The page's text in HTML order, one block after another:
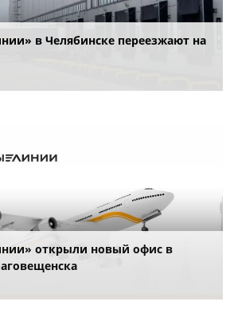
в Челябинске переезжают на
открыли новый офис в